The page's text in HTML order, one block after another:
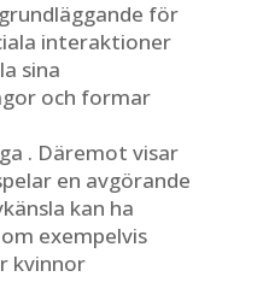
för
interaktioner
sina
och formar
. Däremot visar
en avgörande
kan ha
exempelvis
kvinnor